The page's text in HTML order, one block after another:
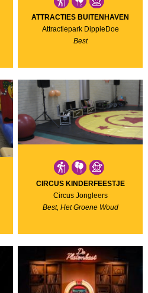
ATTRACTIES BUITENHAVEN
Attractiepark DippieDoe
Best
CIRCUS KINDERFEESTJE
Circus Jongleers
Best, Het Groene Woud